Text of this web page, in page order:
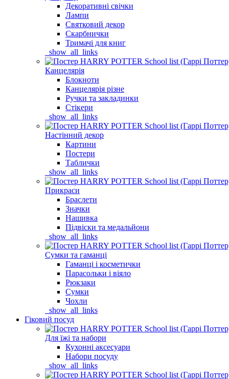
Декоративні свічки
Лампи
Святковий декор
Скарбнички
Тримачі для книг
_show_all_links
Канцелярія
Блокноти
Канцелярія різне
Ручки та закладинки
Стікери
_show_all_links
Настінний декор
Картини
Постери
Таблички
_show_all_links
Прикраси
Браслети
Значки
Нашивка
Підвіски та медальйони
_show_all_links
Сумки та гаманці
Гаманці і косметички
Парасольки і віяло
Рюкзаки
Сумки
Чохли
_show_all_links
Гіковий посуд
Для їжі та набори
Кухонні аксесуари
Набори посуду
_show_all_links